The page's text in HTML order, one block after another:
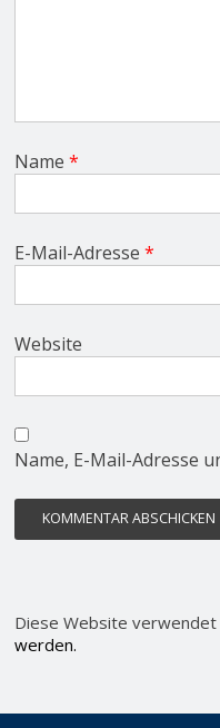
Name *
E-Mail-Adresse *
Website
Name, E-Mail-Adresse
Diese Website verwendet
werden.